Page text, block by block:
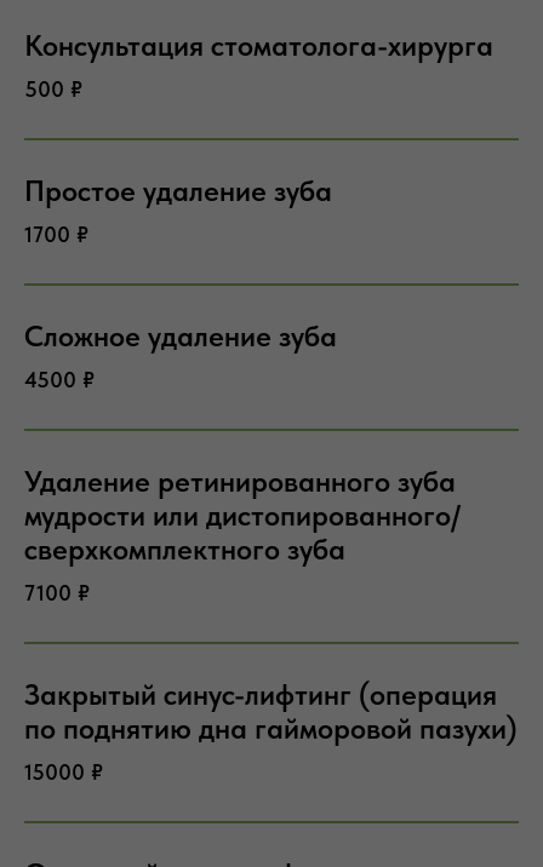
Консультация стоматолога-хирурга
500 ₽
Простое удаление зуба
1700 ₽
Сложное удаление зуба
4500 ₽
Удаление ретинированного зуба
мудрости или дистопированного/
сверхкомплектного зуба
7100 ₽
Закрытый синус-лифтинг (операция
по поднятию дна гайморовой пазухи)
15000 ₽